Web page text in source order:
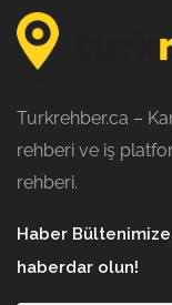
Turkrehber.ca –
rehberi ve iş
rehberi.
Haber
haberdar olun!